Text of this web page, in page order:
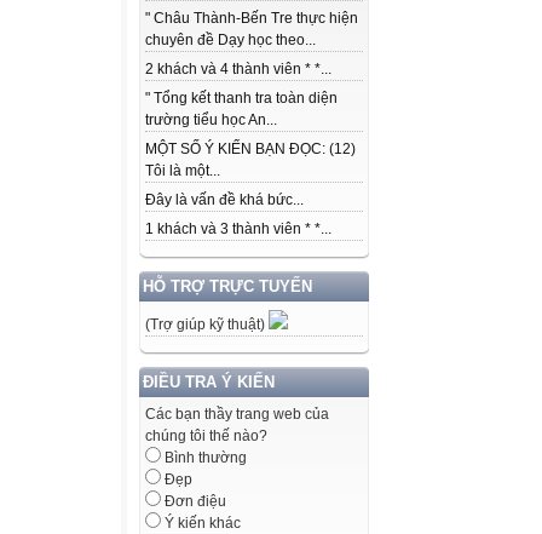
" Châu Thành-Bến Tre thực hiện
chuyên đề Dạy học theo...
2 khách và 4 thành viên * *...
" Tổng kết thanh tra toàn diện
trường tiểu học An...
MỘT SỐ Ý KIẾN BẠN ĐỌC: (12)
Tôi là một...
Đây là vấn đề khá bức...
1 khách và 3 thành viên * *...
HỖ TRỢ TRỰC TUYẾN
(Trợ giúp kỹ thuật)
ĐIỀU TRA Ý KIẾN
Các bạn thầy trang web của
chúng tôi thế nào?
Bình thường
Đẹp
Đơn điệu
Ý kiến khác